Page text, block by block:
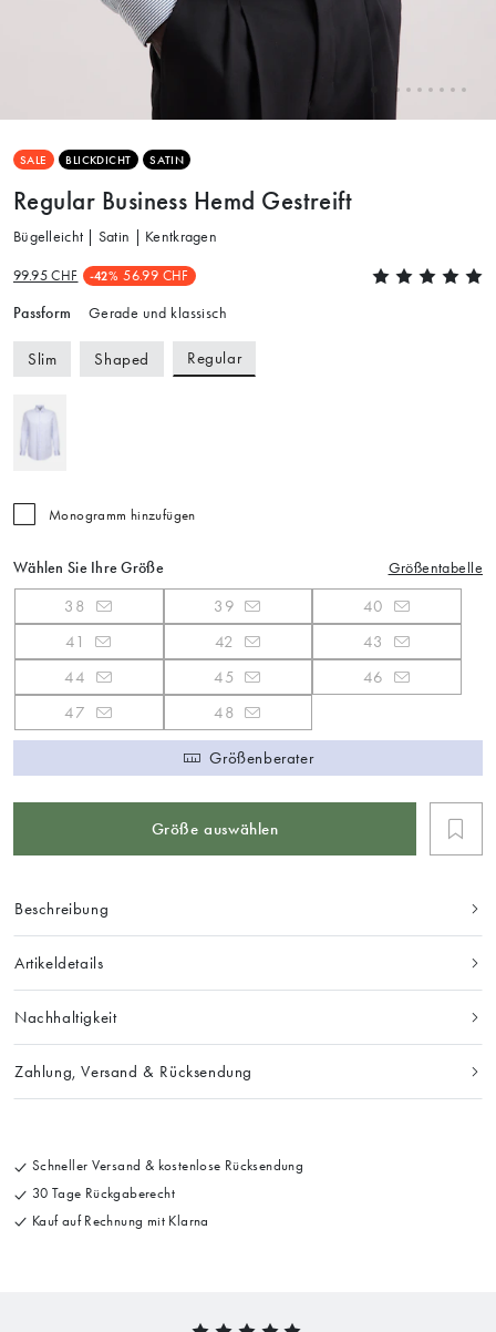
SALE BLICKDICHT SATIN
Regular Business Hemd Gestreift
Bügelleicht | Satin | Kentkragen
99.95 CHF -42% 56.99 CHF
Passform Gerade und klassisch
Slim Shaped Regular
Monogramm hinzufügen
Wählen Sie Ihre Größe Größentabelle
38 39
40
41
42
43
44
45
46
47
48
Größenberater
Größe auswählen
Beschreibung
Artikeldetails
Nachhaltigkeit
Zahlung, Versand & Rücksendung
Schneller Versand & kostenlose Rücksendung
30 Tage Rückgaberecht
Kauf auf Rechnung mit Klarna